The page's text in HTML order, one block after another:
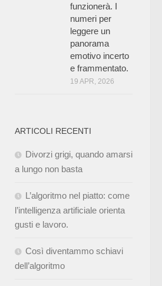
funzionerà. I
numeri per
leggere un
panorama
emotivo incerto
e frammentato.
19 APR, 2026
ARTICOLI RECENTI
Divorzi grigi, quando amarsi
a lungo non basta
L’algoritmo nel piatto: come
l’intelligenza artificiale orienta
gusti e lavoro.
Così diventammo schiavi
dell’algoritmo